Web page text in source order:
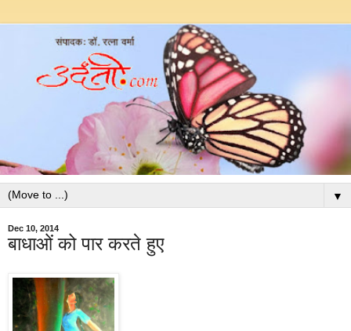
▼
Dec 10, 2014
बाधाओं को पार करते हुए